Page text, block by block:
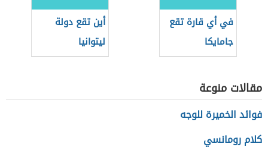
في أي قارة تقع
جامايكا
أين تقع دولة
ليتوانيا
مقالات منوعة
فوائد الخميرة للوجه
كلام رومانسي